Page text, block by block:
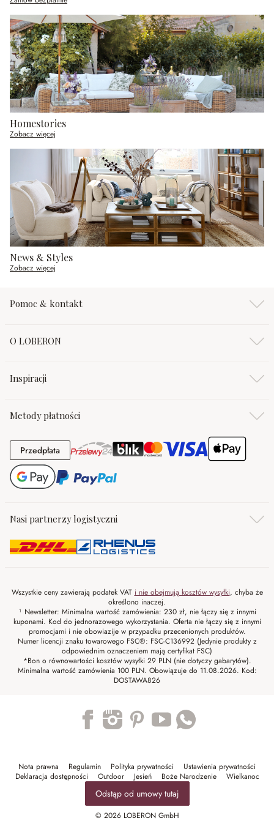
Homestories
Zobacz więcej
News & Styles
Zobacz więcej
Pomoc & kontakt
O LOBERON
Inspiracji
Metody płatności
PrzedpłataPrzedpłata
Nasi partnerzy logistyczni
Wszystkie ceny zawierają podatek VAT i nie obejmują kosztów wysyłki, chyba że
określono inaczej.
¹ Newsletter: Minimalna wartość zamówienia: 230 zł, nie łączy się z innymi
kuponami. Kod do jednorazowego wykorzystania. Oferta nie łączy się z innymi
promocjami i nie obowiazije w przypadku przecenionych produktów.
Numer licencji znaku towarowego FSC®: FSC-C136992 (Jedynie produkty z
odpowiednim oznaczeniem mają certyfikat FSC)
*Bon o równowartości kosztów wysyłki 29 PLN (nie dotyczy gabarytów).
Minimalna wartość zamówienia 100 PLN. Obowiązuje do 11.08.2026. Kod:
DOSTAWA826
Nota prawna Regulamin Polityka prywatności
Ustawienia prywatności
Deklaracja dostępności
Outdoor Jesień Boże Narodzenie Wielkanoc
Odstąp od umowy tutaj
© 2026 LOBERON GmbH